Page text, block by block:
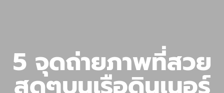
5 จุดถ่ายภาพที่สวย